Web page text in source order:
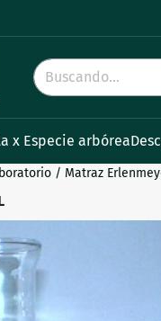
Buscar
x Especie arbórea
/ Matraz